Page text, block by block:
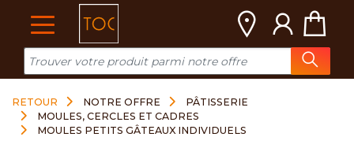
RETOUR NOTRE OFFRE
PÂTISSERIE
MOULES, CERCLES ET CADRES
MOULES PETITS GÂTEAUX INDIVIDUELS
Cookies management panel